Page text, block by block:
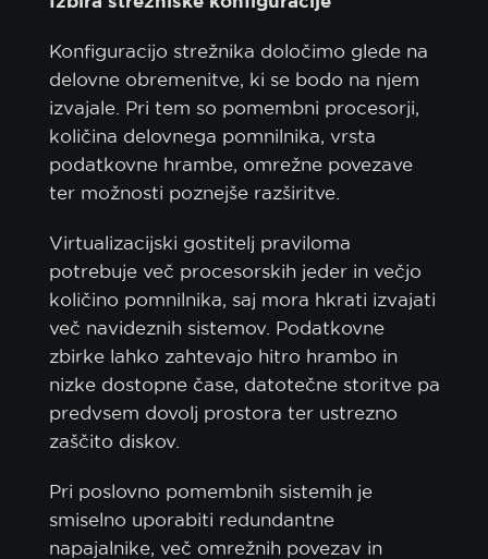
Konfiguracijo strežnika določimo glede na
delovne obremenitve, ki se bodo na njem
izvajale. Pri tem so pomembni procesorji,
količina delovnega pomnilnika, vrsta
podatkovne hrambe, omrežne povezave
ter možnosti poznejše razširitve.
Virtualizacijski gostitelj praviloma
potrebuje več procesorskih jeder in večjo
količino pomnilnika, saj mora hkrati izvajati
več navideznih sistemov. Podatkovne
zbirke lahko zahtevajo hitro hrambo in
nizke dostopne čase, datotečne storitve pa
predvsem dovolj prostora ter ustrezno
zaščito diskov.
Pri poslovno pomembnih sistemih je
smiselno uporabiti redundantne
napajalnike, več omrežnih povezav in